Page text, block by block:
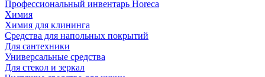
Профессиональный инвентарь Horeca
Химия
Химия для клининга
Средства для напольных покрытий
Для сантехники
Универсальные средства
Для стекол и зеркал